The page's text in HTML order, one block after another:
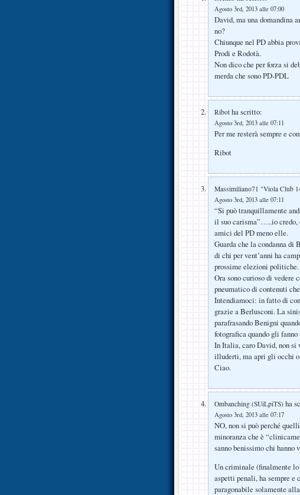
Agosto 3rd, 2013 alle 07:00
David, ma una domandina
no?
Chiunque nel PD abbia
Prodi e Rodotà.
Non dico che per forza si
merda che sono PD-PDL
Ribot ha scritto:
Agosto 3rd, 2013 alle 07:11
Per me resterà sempre e
Ribot
Massimiliano71 "Viola Club
Agosto 3rd, 2013 alle 07:11
“Si può tranquillamente
il suo carisma”…..io credo,
amici del PD meno elle.
Guarda che la condanna di
di chi per vent’anni ha
prossime elezioni politiche.
Ora sono curioso di vedere
pneumatico di contenuti
Intendiamoci: in fatto di
grazie a Berlusconi. La
parafrasando Benigni
fotografica quando gli fanno
In Italia, caro David, non si
illuderti, ma apri gli occhi
Ciao.
Ombanching (SUiLpiTS) ha
Agosto 3rd, 2013 alle 07:17
NO, non si può perché
minoranza che è
sanno benissimo chi hanno
Un criminale (finalmente lo
aspetti penali, ha sempre e
paragonabile solamente